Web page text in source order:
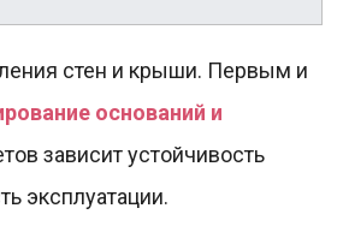
стен и крыши. Первым и
оснований и
зависит устойчивость
эксплуатации.